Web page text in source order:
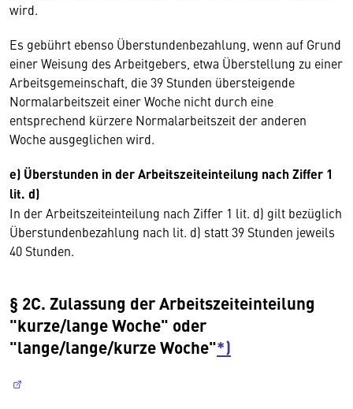
wird.
Es gebührt ebenso Überstundenbezahlung, wenn auf Grund
einer Weisung des Arbeitgebers, etwa Überstellung zu einer
Arbeitsgemeinschaft, die 39 Stunden übersteigende
Normalarbeitszeit einer Woche nicht durch eine
entsprechend kürzere Normalarbeitszeit der anderen
Woche ausgeglichen wird.
e) Überstunden in der Arbeitszeiteinteilung nach Ziffer 1
lit. d)
In der Arbeitszeiteinteilung nach Ziffer 1 lit. d) gilt bezüglich
Überstundenbezahlung nach lit. d) statt 39 Stunden jeweils
40 Stunden.
§ 2C. Zulassung der Arbeitszeiteinteilung
"kurze/lange Woche" oder
"lange/lange/kurze Woche"*)